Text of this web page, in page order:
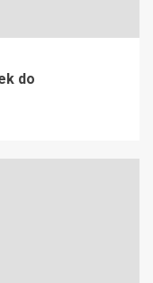
do